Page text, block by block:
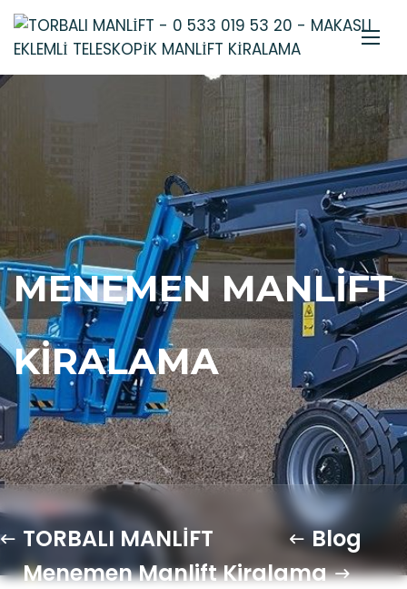
MENEMEN MANLIFT
KIRALAMA
TORBALI MANLİFT
Blog
Menemen Manlift Kiralama